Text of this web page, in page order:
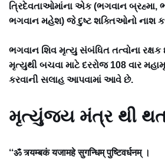
ત્રિદેવતાઓમાંના એક (ભગવાન બ્રહ્મા,
ભગવાન મહેશ) જે દુષ્ટ શક્તિઓનો નાશ
ભગવાન શિવ મૃત્યુ સંબંધિત તત્વોના
મૃત્યુથી બચવા માટે દરરોજ 108 વાર
કરવાની સલાહ આપવામાં આવે છે.
મૃત્યુંજય મંત્ર થી
‘‘ॐ त्र्यम्बकं यजामहे सुगन्धिम् पुष्टिवर्धनम् ।